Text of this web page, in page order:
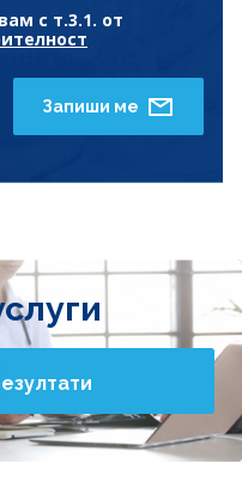
с т.3.1. от
Запиши ме